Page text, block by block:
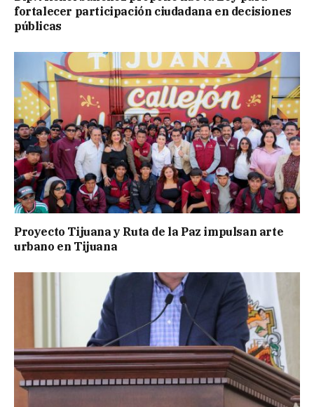
fortalecer participación ciudadana en decisiones
públicas
Proyecto Tijuana y Ruta de la Paz impulsan arte
urbano en Tijuana